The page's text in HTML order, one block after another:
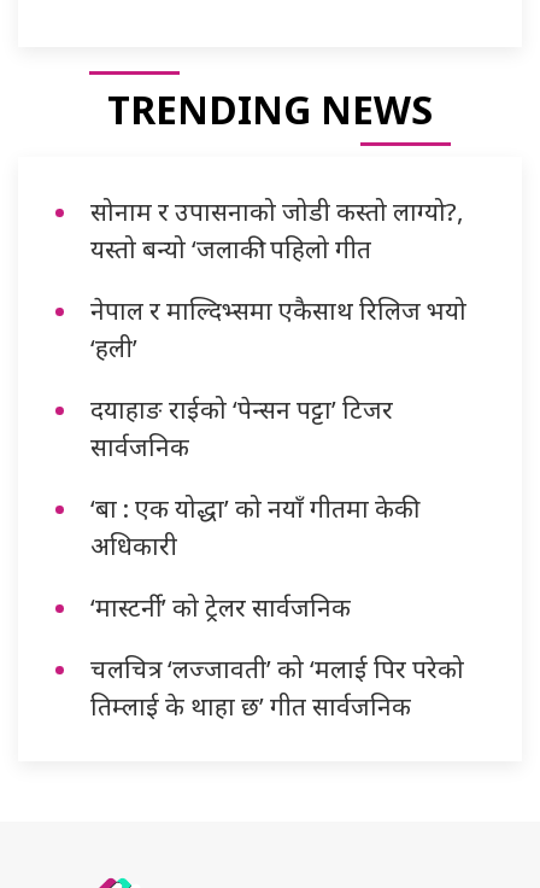
TRENDING NEWS
सोनाम र उपासनाको जोडी कस्तो लाग्यो?,
यस्तो बन्यो ‘जलाकी’ पहिलो गीत
नेपाल र माल्दिभ्समा एकैसाथ रिलिज भयो
‘हली’
दयाहाङ राईको ‘पेन्सन पट्टा’ टिजर
सार्वजनिक
‘बा : एक योद्धा’ को नयाँ गीतमा केकी
अधिकारी
‘मास्टर्नी’ को ट्रेलर सार्वजनिक
चलचित्र ‘लज्जावती’ को ‘मलाई पिर परेको
तिम्लाई के थाहा छ’ गीत सार्वजनिक